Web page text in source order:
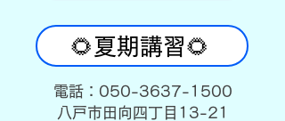
🌻夏期講習🌻
​電話：050-3637-1500
​八戸市田向四丁目13-21